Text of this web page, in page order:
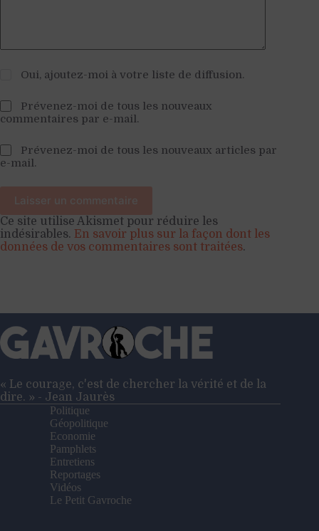
Oui, ajoutez-moi à votre liste de diffusion.
Prévenez-moi de tous les nouveaux
commentaires par e-mail.
Prévenez-moi de tous les nouveaux articles par
e-mail.
Laisser un commentaire
Ce site utilise Akismet pour réduire les
indésirables. En savoir plus sur la façon dont les
données de vos commentaires sont traitées.
« Le courage, c'est de chercher la vérité et de la
dire. » - Jean Jaurès
Politique
Géopolitique
Economie
Pamphlets
Entretiens
Reportages
Vidéos
Le Petit Gavroche